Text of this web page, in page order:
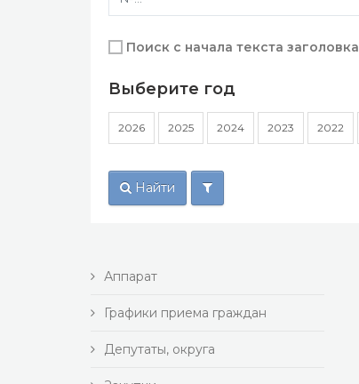
Поиск с начала текста заголовка
Выберите год
2026 2025 2024 2023 2022
Найти
Аппарат
Графики приема граждан
Депутаты, округа